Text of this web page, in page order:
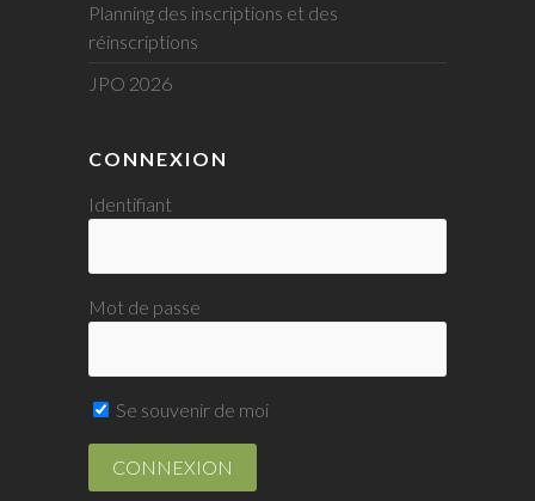
Planning des inscriptions et des
réinscriptions
JPO 2026
CONNEXION
Identifiant
Mot de passe
Se souvenir de moi